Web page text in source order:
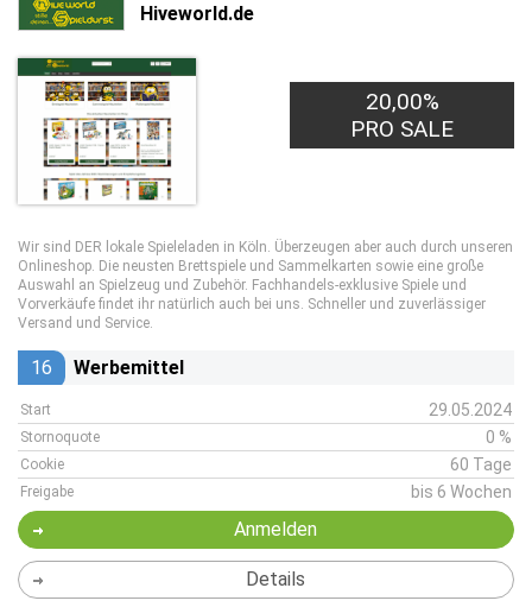
Hiveworld.de
20,00%
PRO SALE
Wir sind DER lokale Spieleladen in Köln. Überzeugen aber auch durch unseren
Onlineshop. Die neusten Brettspiele und Sammelkarten sowie eine große
Auswahl an Spielzeug und Zubehör. Fachhandels-exklusive Spiele und
Vorverkäufe findet ihr natürlich auch bei uns. Schneller und zuverlässiger
Versand und Service.
16 Werbemittel
Start 29.05.2024
Stornoquote 0 %
Cookie 60 Tage
Freigabe bis 6 Wochen
Anmelden
Details